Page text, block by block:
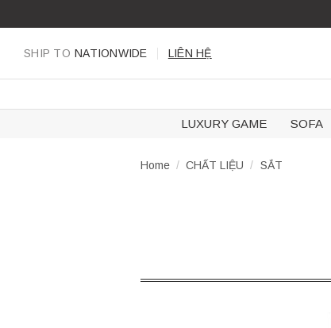
to
contentSHIP TO NATIONWIDE LIÊN HỆ
LUXURY GAME SOFA
Home / CHẤT LIỆU / SẮT